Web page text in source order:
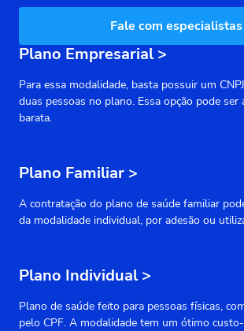
Fale com especialistas
Plano Empresarial >
Para essa modalidade, basta possuir um
duas pessoas no plano. Essa opção pode ser
barata.
Plano Familiar >
A contratação do plano de saúde familiar
da modalidade individual, por adesão ou
Plano Individual >
Plano de saúde feito para pessoas físicas,
pelo CPF. A modalidade tem um ótimo